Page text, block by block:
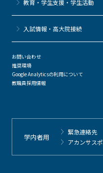
教育・学生支援・学生活動
⼊試情報・高大院接続
お問い合わせ
推奨環境
Google Analyticsの利用について
教職員採用情報
学内者用
緊急連絡先
アカンサス